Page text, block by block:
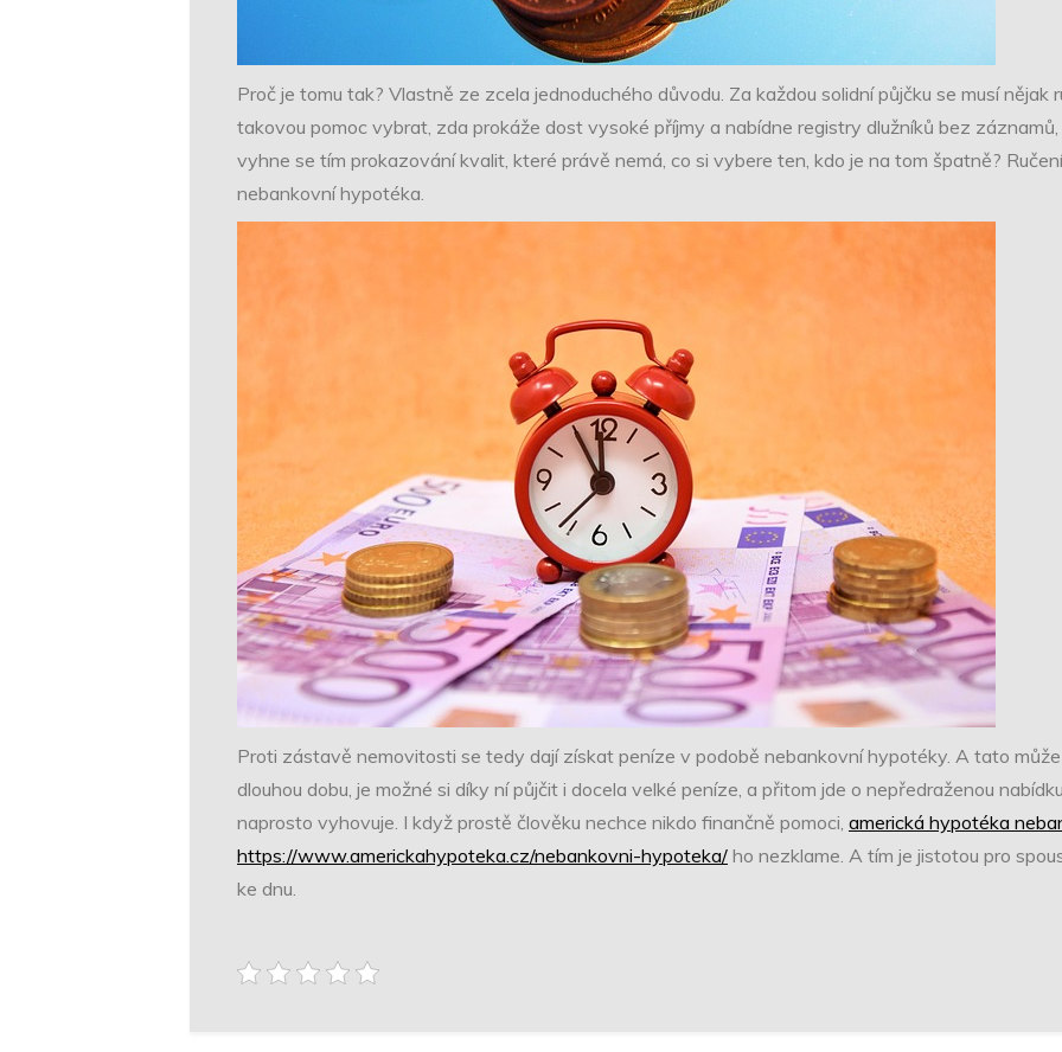
Proč je tomu tak? Vlastně ze zcela jednoduchého důvodu. Za každou solidní půjčku se musí nějak
takovou pomoc vybrat, zda prokáže dost vysoké příjmy a nabídne registry dlužníků bez
vyhne se tím prokazování kvalit, které právě nemá, co si vybere ten, kdo je na tom špatně?
nebankovní hypotéka.
Proti zástavě nemovitosti se tedy dají získat peníze v podobě nebankovní hypotéky. A tato
dlouhou dobu, je možné si díky ní půjčit i docela velké peníze, a přitom jde o nepředraženou
naprosto vyhovuje. I když prostě člověku nechce nikdo finančně pomoci, americká hypotéka
https://www.americkahypoteka.cz/nebankovni-hypoteka/ ho nezklame. A tím je jistotou pro
ke dnu.